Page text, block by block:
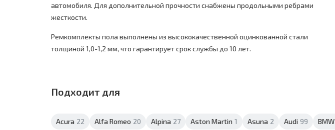
автомобиля. Для дополнительной прочности снабжены продольными ребрами
жесткости.
Ремкомплекты пола выполнены из высококачественной оцинкованной стали
толщиной 1,0-1,2 мм, что гарантирует срок службы до 10 лет.
Подходит для
Acura 22 Alfa Romeo 20 Alpina 27 Aston Martin 1 Asuna 2 Audi 99 BMW